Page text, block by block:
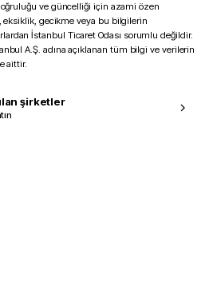
ve güncelliği için azami özen
eksiklik, gecikme veya bu bilgilerin
İstanbul Ticaret Odası sorumlu değildir.
A.Ş. adına açıklanan tüm bilgi ve verilerin
aittir.
şirketler